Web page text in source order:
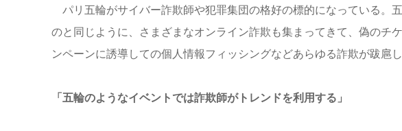
パリ五輪がサイバー詐欺師や犯罪集団の格好の標的になっている。
のと同じように、さまざまなオンライン詐欺も集まってきて、偽のチ
ンペーンに誘導しての個人情報フィッシングなどあらゆる詐欺が跋扈し
「五輪のようなイベントでは詐欺師がトレンドを利用する」